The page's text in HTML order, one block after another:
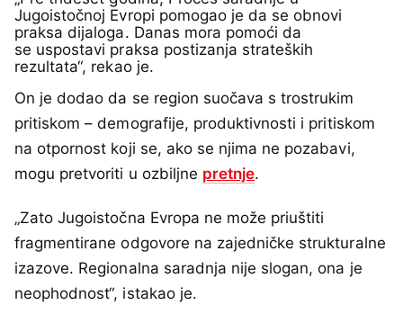
Jugoistočnoj Evropi pomogao je da se obnovi
praksa dijaloga. Danas mora pomoći da
se uspostavi praksa postizanja strateških
rezultata“, rekao je.
On je dodao da se region suočava s trostrukim
pritiskom – demografije, produktivnosti i pritiskom
na otpornost koji se, ako se njima ne pozabavi,
mogu pretvoriti u ozbiljne pretnje.
„Zato Jugoistočna Evropa ne može priuštiti
fragmentirane odgovore na zajedničke strukturalne
izazove. Regionalna saradnja nije slogan, ona je
neophodnost“, istakao je.